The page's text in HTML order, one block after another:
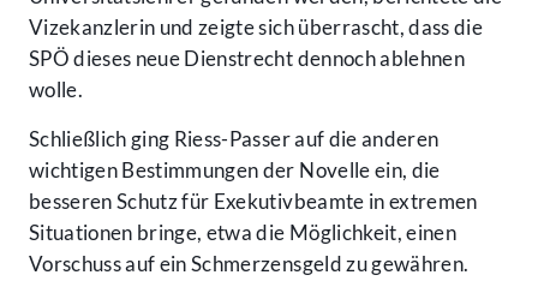
Vizekanzlerin und zeigte sich überrascht, dass die
SPÖ dieses neue Dienstrecht dennoch ablehnen
wolle.
Schließlich ging Riess-Passer auf die anderen
wichtigen Bestimmungen der Novelle ein, die
besseren Schutz für Exekutivbeamte in extremen
Situationen bringe, etwa die Möglichkeit, einen
Vorschuss auf ein Schmerzensgeld zu gewähren.